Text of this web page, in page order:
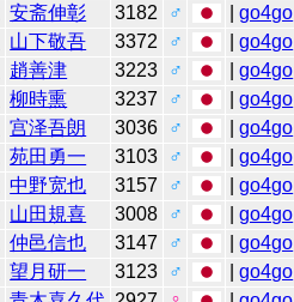
安斋伸彰 3182 ♂ |go4go
山下敬吾 3372 ♂ |go4go
趙善津 3223 ♂ |go4go
柳時熏 3237 ♂ |go4go
宫泽吾朗 3036 ♂ |go4go
苑田勇一 3103 ♂ |go4go
中野宽也 3157 ♂ |go4go
山田規喜 3008 ♂ |go4go
仲邑信也 3147 ♂ |go4go
望月研一 3123 ♂ |go4go